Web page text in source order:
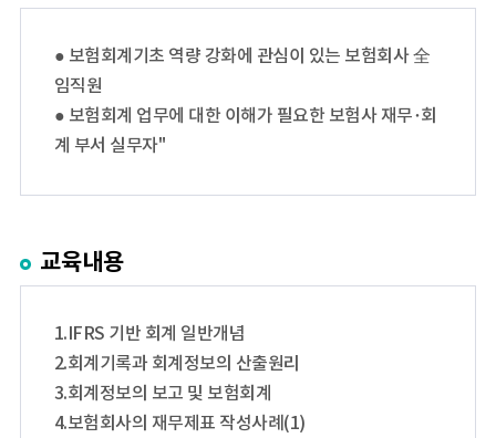
● 보험회계기초 역량 강화에 관심이 있는 보험회사 全
임직원
● 보험회계 업무에 대한 이해가 필요한 보험사 재무･회
계 부서 실무자"
교육내용
1.IFRS 기반 회계 일반개념
2.회계기록과 회계정보의 산출원리
3.회계정보의 보고 및 보험회계
4.보험회사의 재무제표 작성사례(1)